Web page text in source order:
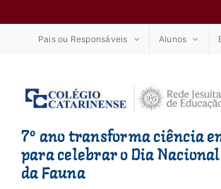
Pais ou Responsáveis Alunos
7º ano transforma ciência
para celebrar o Dia Nacional
da Fauna